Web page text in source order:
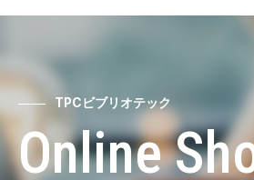
TPCビブリオテック
Online